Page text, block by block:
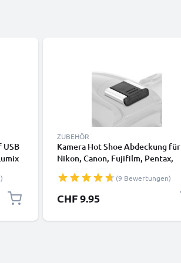
USB
ZUBEHÖR
Kamera Hot Shoe Abdeckung für
Nikon, Canon, Fujifilm, Pentax,
CELLONIC
(9 Bewertungen)
CHF 9.95